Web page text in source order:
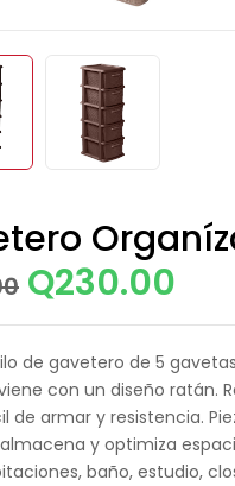
Q230.00
de gavetero de 5
con un diseño ratán.
de armar y resistencia.
y optimiza
baño, estudio,